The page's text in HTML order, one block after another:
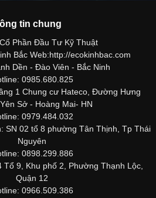
tin chung
Phần Đầu Tư Kỹ Thuật
Bắc Web:http://ecokinhbac.com
Dền - Đào Viên - Bắc Ninh
0985.680.825
1 Chung cư Hateco, Đường Hưng
Sở - Hoàng Mai- HN
0979.484.032
SN 02 tổ 8 phường Tân Thịnh, Tp Thái
Nguyên
0898.299.886
Tổ 9, Khu phố 2, Phường Thạnh Lộc,
Quận 12
0966.509.386